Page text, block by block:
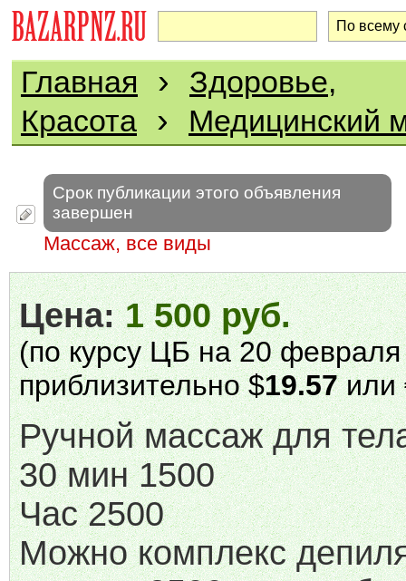
Главная › Здоровье,
Красота › Медицинский
Срок публикации этого объявления
завершен
Массаж, все виды
Цена:1 500 руб.
(по курсу ЦБ на 20 февраля
приблизительно $19.57или
Ручной массаж для
30 мин 1500
Час 2500
Можно комплекс